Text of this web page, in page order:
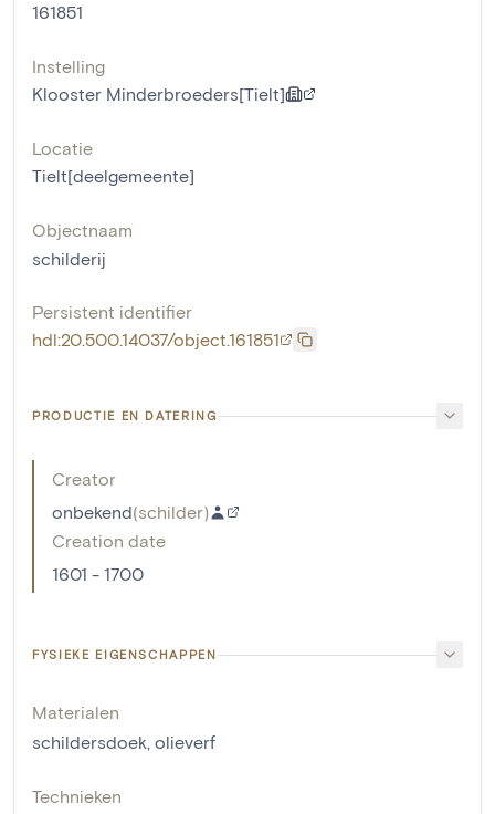
161851
Instelling
Klooster Minderbroeders[Tielt]
Locatie
Tielt[deelgemeente]
Objectnaam
schilderij
Persistent identifier
hdl:20.500.14037/object.161851
PRODUCTIE EN DATERING
Creator
onbekend(schilder)
Creation date
1601 - 1700
FYSIEKE EIGENSCHAPPEN
Materialen
schildersdoek, olieverf
Technieken